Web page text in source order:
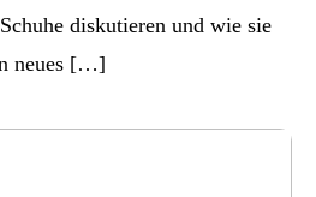
diskutieren und wie sie
neues […]